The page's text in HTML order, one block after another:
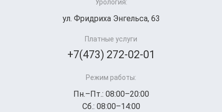
Урология:
ул. Фридриха Энгельса, 63
Платные услуги
+7(473) 272-02-01
Режим работы:
Пн.–Пт.: 08:00–20:00
Сб.: 08:00–14:00